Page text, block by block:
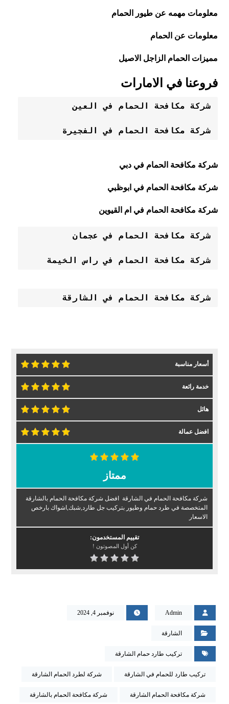
معلومات مهمه عن طيور الحمام
معلومات عن الحمام
مميزات الحمام الزاجل الاصيل
فروعنا في الامارات
شركة مكافحة الحمام في العين
شركة مكافحة الحمام في الفجيرة
شركة مكافحة الحمام في دبي
شركة مكافحة الحمام في ابوظبي
شركة مكافحة الحمام في ام القيوين
شركة مكافحة الحمام في عجمان
شركة مكافحة الحمام في راس الخيمة
شركة مكافحة الحمام في الشارقة
أسعار مناسبة
خدمة رائعة
هائل
افضل عمالة
ممتاز
شركة مكافحة الحمام في الشارقة افضل شركة مكافحة الحمام بالشارقة
المتخصصة في طرد حمام وطيور بتركيب جل طارد,شبك,اشواك بارخص
الاسعار
تقييم المستخدمون:
كن أول المصوتون !
Admin نوفمبر 4, 2024
الشارقة
تركيب طارد حمام الشارقة
تركيب طارد للحمام في الشارقة شركة لطرد الحمام الشارقة
شركة مكافحة الحمام الشارقة شركة مكافحة الحمام بالشارقة